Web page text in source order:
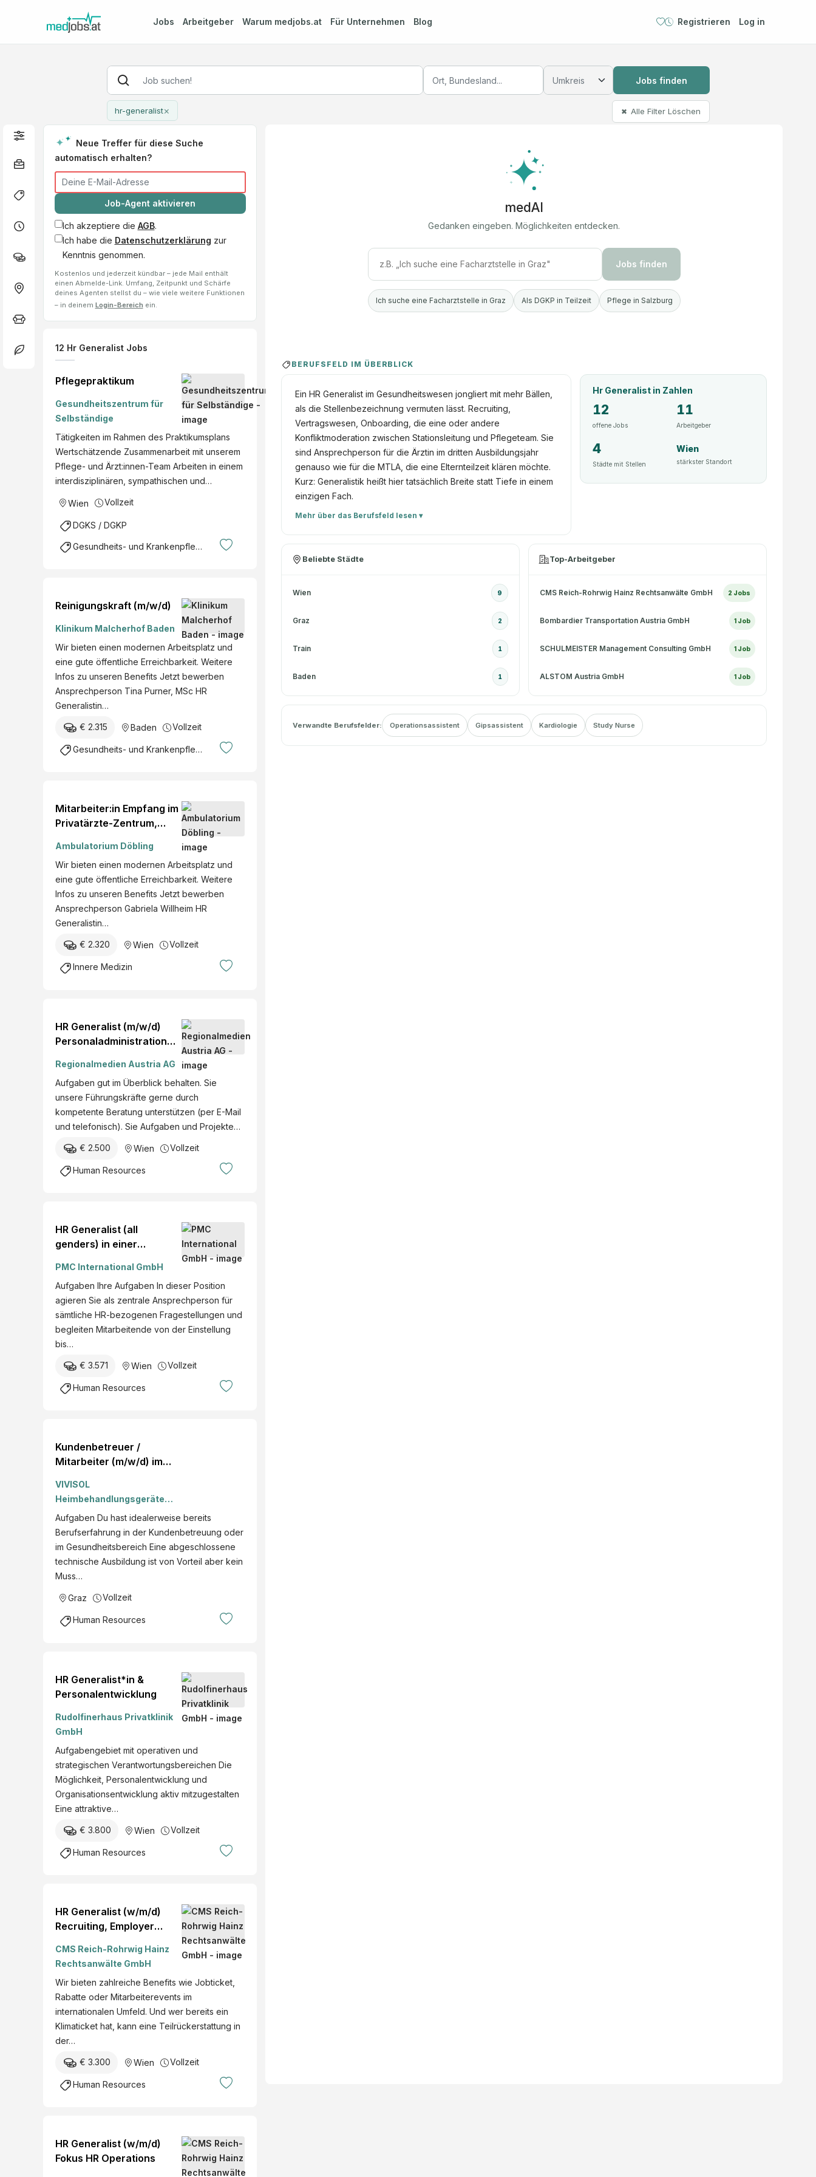
Jobs Arbeitgeber Warum medjobs.at Für Unternehmen Blog Registrieren Log in
Jobs finden
hr-generalist× ✖ Alle Filter Löschen
Neue Treffer für diese Suche
automatisch erhalten?
Job-Agent aktivieren
Ich akzeptiere die AGB.
Ich habe die Datenschutzerklärung zur
Kenntnis genommen.
Kostenlos und jederzeit kündbar – jede Mail enthält
einen Abmelde-Link. Umfang, Zeitpunkt und Schärfe
deines Agenten stellst du – wie viele weitere Funktionen
– in deinem Login-Bereich ein.
12 Hr Generalist Jobs
Pflegepraktikum
Gesundheitszentrum für
Selbständige
Tätigkeiten im Rahmen des Praktikumsplans
Wertschätzende Zusammenarbeit mit unserem
Pflege- und Ärzt:innen-Team Arbeiten in einem
interdisziplinären, sympathischen und…
Wien Vollzeit
DGKS / DGKP
Gesundheits- und Krankenpflege
Reinigungskraft (m/w/d)
Klinikum Malcherhof Baden
Wir bieten einen modernen Arbeitsplatz und
eine gute öffentliche Erreichbarkeit. Weitere
Infos zu unseren Benefits Jetzt bewerben
Ansprechperson Tina Purner, MSc HR
Generalistin…
€ 2.315 Baden Vollzeit
Gesundheits- und Krankenpflege
Mitarbeiter:in Empfang im
Privatärzte-Zentrum,
Ambulatorium Döbling
Wir bieten einen modernen Arbeitsplatz und
eine gute öffentliche Erreichbarkeit. Weitere
Infos zu unseren Benefits Jetzt bewerben
Ansprechperson Gabriela Willheim HR
Generalistin…
€ 2.320 Wien Vollzeit
Innere Medizin
HR Generalist (m/w/d)
Personaladministration
Regionalmedien Austria AG
Aufgaben gut im Überblick behalten. Sie
unsere Führungskräfte gerne durch
kompetente Beratung unterstützen (per E-Mail
und telefonisch). Sie Aufgaben und Projekte…
€ 2.500 Wien Vollzeit
Human Resources
HR Generalist (all
genders) in einer
Unternehmensgruppe
Niederösterreich Mehr
erfahren » südlich von
Wien 20260283
PMC International GmbH
Aufgaben Ihre Aufgaben In dieser Position
agieren Sie als zentrale Ansprechperson für
sämtliche HR-bezogenen Fragestellungen und
begleiten Mitarbeitende von der Einstellung
bis…
€ 3.571 Wien Vollzeit
Human Resources
Kundenbetreuer /
Mitarbeiter (m/w/d) im
VIVISOL
Heimbehandlungsgeräte
GmbH
Aufgaben Du hast idealerweise bereits
Berufserfahrung in der Kundenbetreuung oder
im Gesundheitsbereich Eine abgeschlossene
technische Ausbildung ist von Vorteil aber kein
Muss…
Graz Vollzeit
Human Resources
HR Generalist*in &
Personalentwicklung
Rudolfinerhaus Privatklinik
GmbH
Aufgabengebiet mit operativen und
strategischen Verantwortungsbereichen Die
Möglichkeit, Personalentwicklung und
Organisationsentwicklung aktiv mitzugestalten
Eine attraktive…
€ 3.800 Wien Vollzeit
Human Resources
HR Generalist (w/m/d)
Recruiting, Employer
CMS Reich-Rohrwig Hainz
Rechtsanwälte GmbH
Wir bieten zahlreiche Benefits wie Jobticket,
Rabatte oder Mitarbeiterevents im
internationalen Umfeld. Und wer bereits ein
Klimaticket hat, kann eine Teilrückerstattung in
der…
€ 3.300 Wien Vollzeit
Human Resources
HR Generalist (w/m/d)
Fokus HR Operations
medAI
Gedanken eingeben. Möglichkeiten entdecken.
Jobs finden
Ich suche eine Facharztstelle in Graz Als DGKP in Teilzeit Pflege in Salzburg
BERUFSFELD IM ÜBERBLICK
Ein HR Generalist im Gesundheitswesen jongliert mit mehr Bällen,
als die Stellenbezeichnung vermuten lässt. Recruiting,
Vertragswesen, Onboarding, die eine oder andere
Konfliktmoderation zwischen Stationsleitung und Pflegeteam. Sie
sind Ansprechperson für die Ärztin im dritten Ausbildungsjahr
genauso wie für die MTLA, die eine Elternteilzeit klären möchte.
Kurz: Generalistik heißt hier tatsächlich Breite statt Tiefe in einem
einzigen Fach.
Mehr über das Berufsfeld lesen ▾
Hr Generalistin Zahlen
12
offene Jobs
11
Arbeitgeber
4
Städte mit Stellen
Wien
stärkster Standort
Beliebte Städte
Wien 9
Graz 2
Train 1
Baden 1
Top-Arbeitgeber
CMS Reich-Rohrwig Hainz Rechtsanwälte GmbH 2 Jobs
Bombardier Transportation Austria GmbH 1 Job
SCHULMEISTER Management Consulting GmbH 1 Job
ALSTOM Austria GmbH 1 Job
Verwandte Berufsfelder: Operationsassistent Gipsassistent Kardiologie Study Nurse